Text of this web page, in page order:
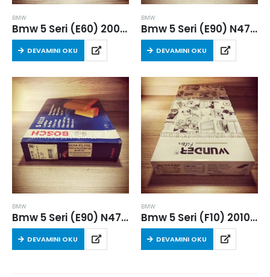
BMW
Bmw 5 Seri (E60) 2007-2010 Arası Hava Filtresi
DEVAMINI OKU
BMW
Bmw 5 Seri (E90) N47D20A 2007-2010 5.20 Arası Dizel Hava Filtresi
DEVAMINI OKU
BMW
Bmw 5 Seri (E90) N47D20A 2007-2010 Arası 5.20 Dizel Hava Filtresi
DEVAMINI OKU
BMW
Bmw 5 Seri (F10) 2010 – 2017 Arası Dizel Hava Filtresi
DEVAMINI OKU